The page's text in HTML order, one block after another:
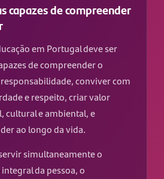
capazes de compreender
em Portugal deve ser
de compreender o
conviver com
e respeito, criar valor
cultural e ambiental, e
ao longo da vida.
simultaneamente o
da pessoa, o